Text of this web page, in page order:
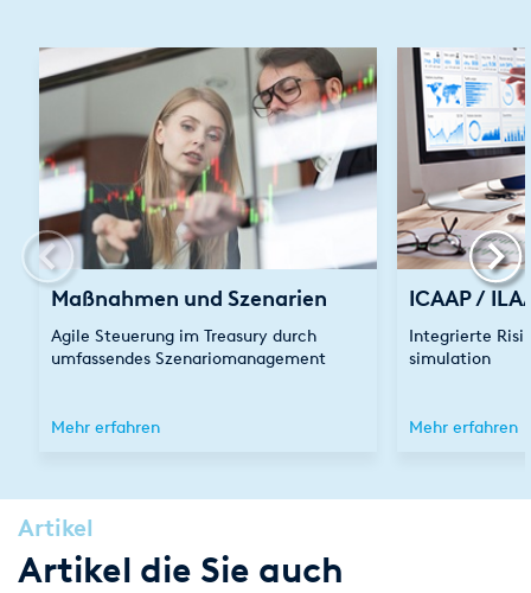
Maßnahmen und Szenarien
Agile Steuerung im Treasury durch
umfassendes Szenariomanagement
Mehr erfahren
ICAAP /
Integrierte
simulation
Mehr erfahren
Artikel
Artikel die Sie auch